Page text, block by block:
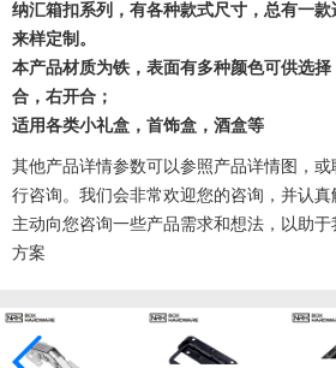
纳汇箱扣系列，有各种款式尺寸，总有一
来样定制。
本产品材质为铁，表面有多种颜色可供选
合，右开合；
适用各类小礼盒，首饰盒，酒盒等
其他产品详情参数可以参照产品详情图，
行咨询。我们会非常欢迎您的咨询，并认
主动向您咨询一些产品需求和想法，以助
方案